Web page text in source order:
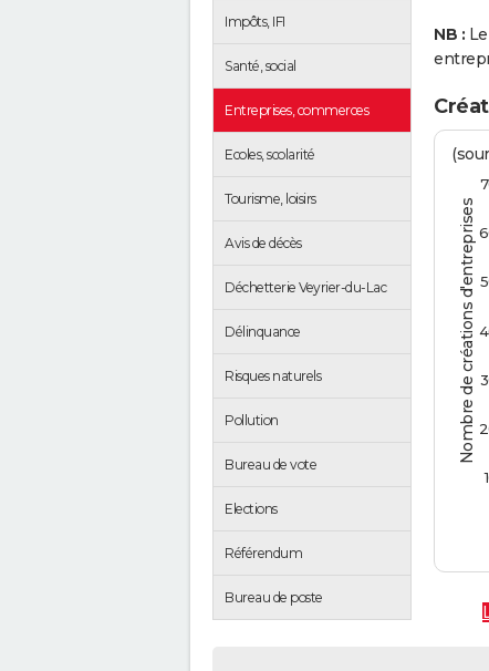
Impôts, IFI
Santé, social
Entreprises, commerces
Ecoles, scolarité
Tourisme, loisirs
Avis de décès
Déchetterie Veyrier-du-Lac
Délinquance
Risques naturels
Pollution
Bureau de vote
Elections
Référendum
Bureau de poste
NB :
Nombre de créations d'entreprises